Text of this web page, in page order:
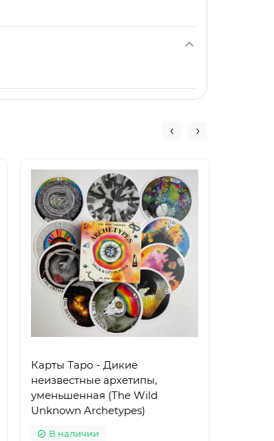
Карты Таро - Дикие
неизвестные архетипы,
уменьшенная (The Wild
Unknown Archetypes)
В наличии